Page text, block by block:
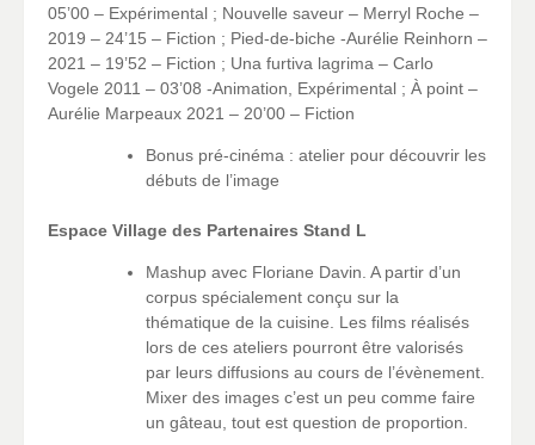
05’00 – Expérimental ; Nouvelle saveur – Merryl Roche –
2019 – 24’15 – Fiction ; Pied-de-biche -Aurélie Reinhorn –
2021 – 19’52 – Fiction ; Una furtiva lagrima – Carlo
Vogele 2011 – 03’08 -Animation, Expérimental ; À point –
Aurélie Marpeaux 2021 – 20’00 – Fiction
Bonus pré-cinéma : atelier pour découvrir les
débuts de l’image
Espace Village des Partenaires Stand L
Mashup avec Floriane Davin. A partir d’un
corpus spécialement conçu sur la
thématique de la cuisine. Les films réalisés
lors de ces ateliers pourront être valorisés
par leurs diffusions au cours de l’évènement.
Mixer des images c’est un peu comme faire
un gâteau, tout est question de proportion.